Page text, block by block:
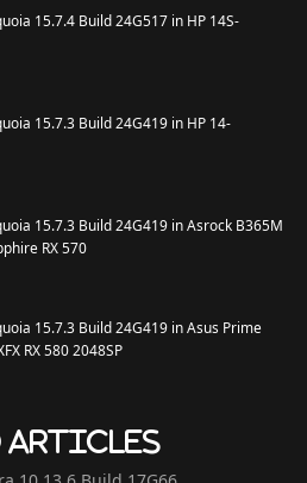
15.7.4 Build 24G517 in HP 14S-
15.7.3 Build 24G419 in HP 14-
15.7.3 Build 24G419 in Asrock B365M
RX 570
15.7.3 Build 24G419 in Asus Prime
RX 580 2048SP
Articles